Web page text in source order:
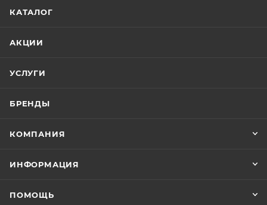
КАТАЛОГ
АКЦИИ
УСЛУГИ
БРЕНДЫ
КОМПАНИЯ
ИНФОРМАЦИЯ
ПОМОЩЬ